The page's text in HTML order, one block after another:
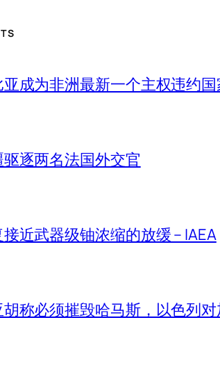
成为非洲最新一个主权违约国
逐两名法国外交官
近武器级铀浓缩的放缓 – IAEA
称必须摧毁哈马斯，以色列